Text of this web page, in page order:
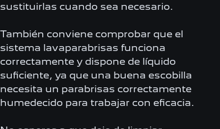
sustituirlas cuando sea necesario.
También conviene comprobar que el
sistema lavaparabrisas funciona
correctamente y dispone de líquido
suficiente, ya que una buena escobilla
necesita un parabrisas correctamente
humedecido para trabajar con eficacia.